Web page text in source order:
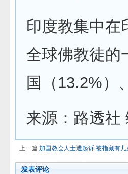
印度教集中在
全球佛教徒的
国（13.2%）
来源：路透社
上一篇:加国教会人士遭起诉 被指藏有
发表评论